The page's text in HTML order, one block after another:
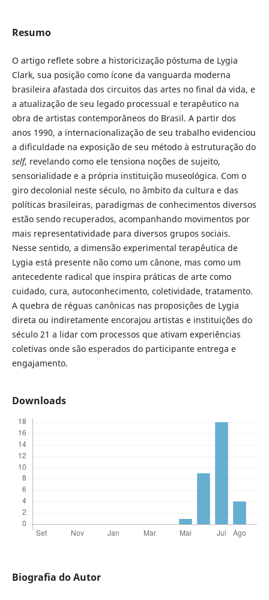
Resumo
O artigo reflete sobre a historicização póstuma de Lygia
Clark, sua posição como ícone da vanguarda moderna
brasileira afastada dos circuitos das artes no final da vida, e
a atualização de seu legado processual e terapêutico na
obra de artistas contemporâneos do Brasil. A partir dos
anos 1990, a internacionalização de seu trabalho evidenciou
a dificuldade na exposição de seu método à estruturação do
self, revelando como ele tensiona noções de sujeito,
sensorialidade e a própria instituição museológica. Com o
giro decolonial neste século, no âmbito da cultura e das
políticas brasileiras, paradigmas de conhecimentos diversos
estão sendo recuperados, acompanhando movimentos por
mais representatividade para diversos grupos sociais.
Nesse sentido, a dimensão experimental terapêutica de
Lygia está presente não como um cânone, mas como um
antecedente radical que inspira práticas de arte como
cuidado, cura, autoconhecimento, coletividade, tratamento.
A quebra de réguas canônicas nas proposições de Lygia
direta ou indiretamente encorajou artistas e instituições do
século 21 a lidar com processos que ativam experiências
coletivas onde são esperados do participante entrega e
engajamento.
Downloads
Biografia do Autor